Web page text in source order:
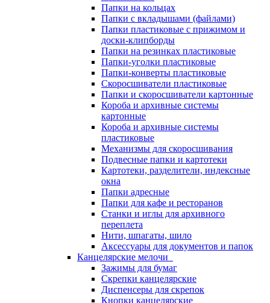
Папки на кольцах
Папки с вкладышами (файлами)
Папки пластиковые с прижимом и
доски-клипборды
Папки на резинках пластиковые
Папки-уголки пластиковые
Папки-конверты пластиковые
Скоросшиватели пластиковые
Папки и скоросшиватели картонные
Короба и архивные системы
картонные
Короба и архивные системы
пластиковые
Механизмы для скоросшивания
Подвесные папки и картотеки
Картотеки, разделители, индексные
окна
Папки адресные
Папки для кафе и ресторанов
Станки и иглы для архивного
переплета
Нити, шпагаты, шило
Аксессуары для документов и папок
Канцелярские мелочи
Зажимы для бумаг
Скрепки канцелярские
Диспенсеры для скрепок
Кнопки канцелярские